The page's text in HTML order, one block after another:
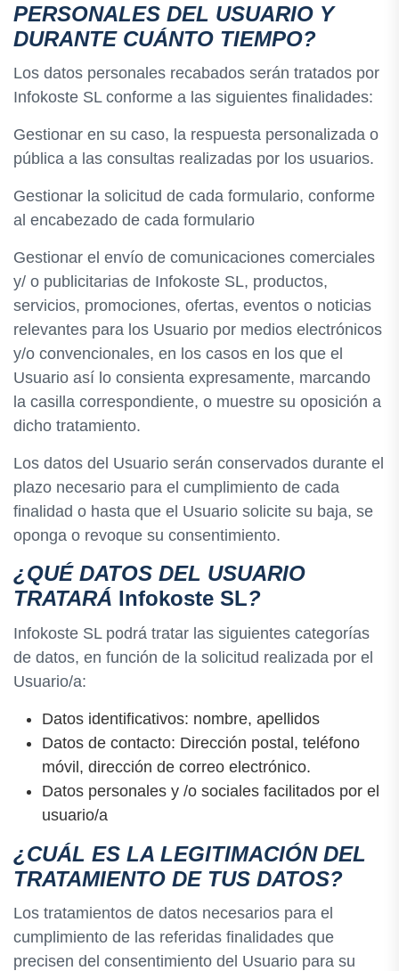
PERSONALES DEL USUARIO Y
DURANTE CUÁNTO TIEMPO?
Los datos personales recabados serán tratados por
Infokoste SL conforme a las siguientes finalidades:
Gestionar en su caso, la respuesta personalizada o
pública a las consultas realizadas por los usuarios.
Gestionar la solicitud de cada formulario, conforme
al encabezado de cada formulario
Gestionar el envío de comunicaciones comerciales
y/ o publicitarias de Infokoste SL, productos,
servicios, promociones, ofertas, eventos o noticias
relevantes para los Usuario por medios electrónicos
y/o convencionales, en los casos en los que el
Usuario así lo consienta expresamente, marcando
la casilla correspondiente, o muestre su oposición a
dicho tratamiento.
Los datos del Usuario serán conservados durante el
plazo necesario para el cumplimiento de cada
finalidad o hasta que el Usuario solicite su baja, se
oponga o revoque su consentimiento.
¿QUÉ DATOS DEL USUARIO
TRATARÁ Infokoste SL?
Infokoste SL podrá tratar las siguientes categorías
de datos, en función de la solicitud realizada por el
Usuario/a:
Datos identificativos: nombre, apellidos
Datos de contacto: Dirección postal, teléfono
móvil, dirección de correo electrónico.
Datos personales y /o sociales facilitados por el
usuario/a
¿CUÁL ES LA LEGITIMACIÓN DEL
TRATAMIENTO DE TUS DATOS?
Los tratamientos de datos necesarios para el
cumplimiento de las referidas finalidades que
precisen del consentimiento del Usuario para su